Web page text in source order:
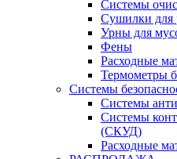
Системы
Сушилки для
Урны для
Фены
Расходные
Термометры
Системы
Системы
Системы
(СКУД)
Расходные